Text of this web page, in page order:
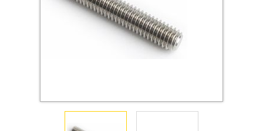
Инструмент
Крюки, кольца с метрической резьбой
Оснастка и аксессуары для яхт